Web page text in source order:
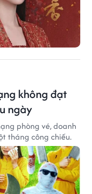
không đạt
ngày
phòng vé, doanh
tháng công chiếu.